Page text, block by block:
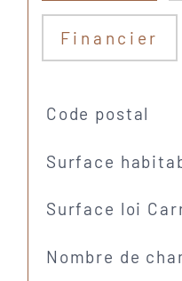
Financier
Code postal
Surface
Surface loi
Nombre de